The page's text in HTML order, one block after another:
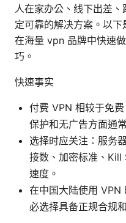
人在家办公、线下出差
定可靠的解决方案。以
在海量 vpn 品牌中快速
巧。
快速事实
付费 VPN 相较于免
保护和无广告方面通
选择时应关注：服务
接数、加密标准、
速度。
在中国大陆使用 VPN
必选择具备正规合规